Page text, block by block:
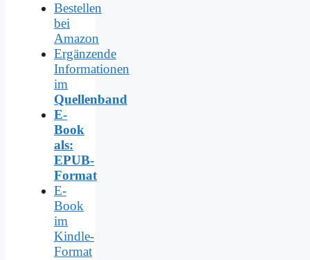
Bestellen
bei
Amazon
Ergänzende
Informationen
im
Quellenband
E-
Book
als:
EPUB-
Format
E-
Book
im
Kindle-
Format